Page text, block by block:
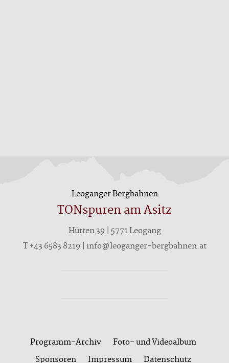
Leoganger Bergbahnen
TONspuren am Asitz
Hütten 39 | 5771 Leogang
T +43 6583 8219 | info@leoganger-bergbahnen.at
Programm-Archiv
Foto- und Videoalbum
Sponsoren
Impressum Datenschutz